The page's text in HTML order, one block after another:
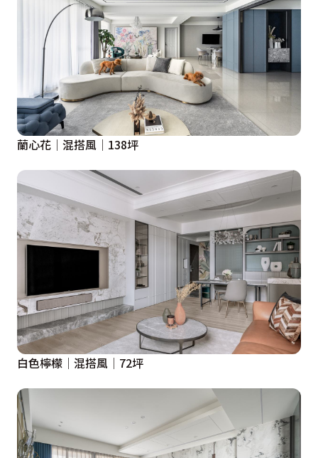
蘭心花│混搭風│138坪
白色檸檬│混搭風│72坪